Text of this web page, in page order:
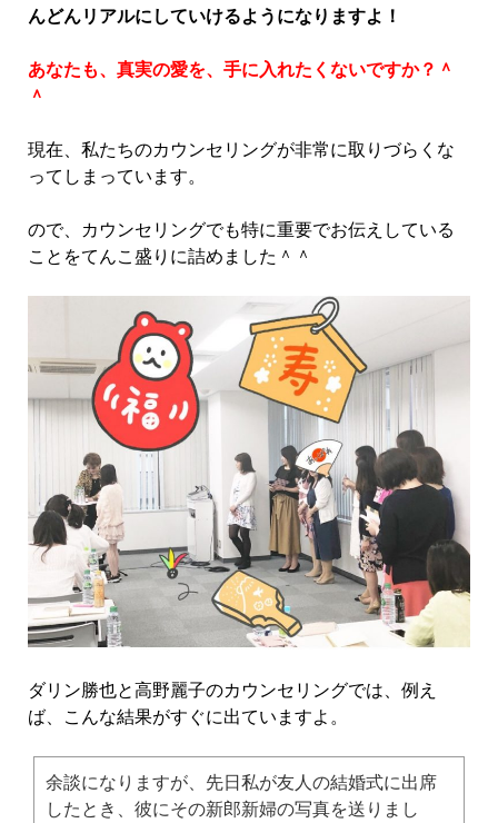
んどんリアルにしていけるようになりますよ！
あなたも、真実の愛を、手に入れたくないですか？＾
＾
現在、私たちのカウンセリングが非常に取りづらくな
ってしまっています。
ので、カウンセリングでも特に重要でお伝えしている
ことをてんこ盛りに詰めました＾＾
ダリン勝也と高野麗子のカウンセリングでは、例え
ば、こんな結果がすぐに出ていますよ。
余談になりますが、先日私が友人の結婚式に出席
したとき、彼にその新郎新婦の写真を送りまし